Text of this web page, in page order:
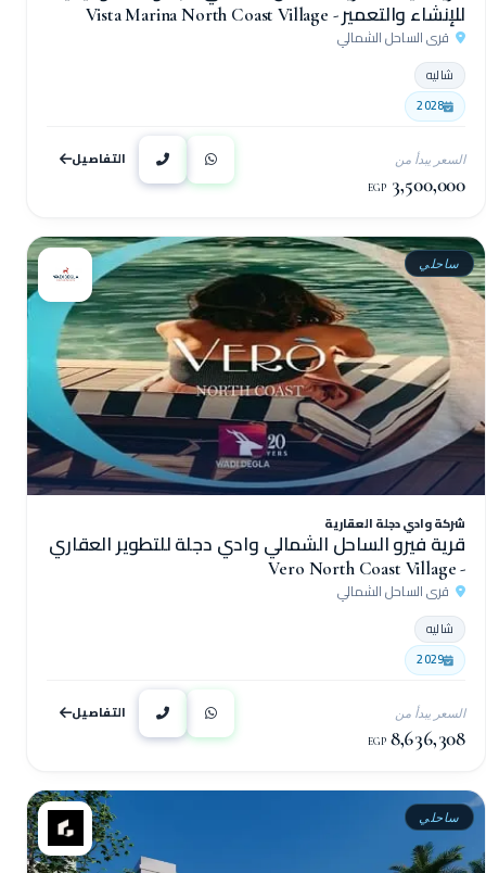
للإنشاء والتعمير - Vista Marina North Coast Village
قرى الساحل الشمالي
شاليه
2028
السعر يبدأ من
3,500,000
EGP
التفاصيل
ساحلي
شركة وادي دجلة العقارية
قرية فيرو الساحل الشمالي وادي دجلة للتطوير العقاري
- Vero North Coast Village
قرى الساحل الشمالي
شاليه
2029
السعر يبدأ من
8,636,308
EGP
التفاصيل
ساحلي